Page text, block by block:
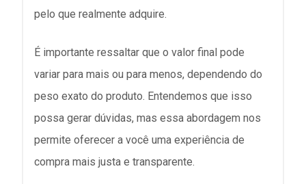
pelo que realmente adquire.
É importante ressaltar que o valor final pode
variar para mais ou para menos, dependendo do
peso exato do produto. Entendemos que isso
possa gerar dúvidas, mas essa abordagem nos
permite oferecer a você uma experiência de
compra mais justa e transparente.